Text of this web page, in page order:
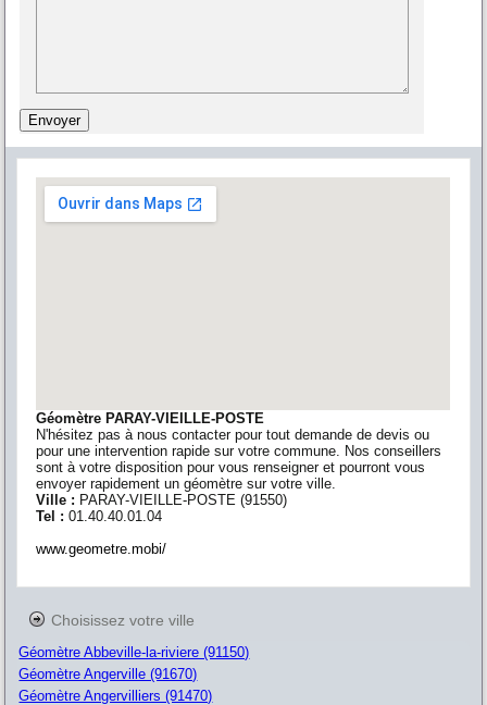
Géomètre PARAY-VIEILLE-POSTE
N'hésitez pas à nous contacter pour tout demande de devis ou
pour une intervention rapide sur votre commune. Nos conseillers
sont à votre disposition pour vous renseigner et pourront vous
envoyer rapidement un géomètre sur votre ville.
Ville : PARAY-VIEILLE-POSTE (91550)
Tel :01.40.40.01.04
www.geometre.mobi/
Choisissez votre ville
Géomètre Abbeville-la-riviere (91150)
Géomètre Angerville (91670)
Géomètre Angervilliers (91470)